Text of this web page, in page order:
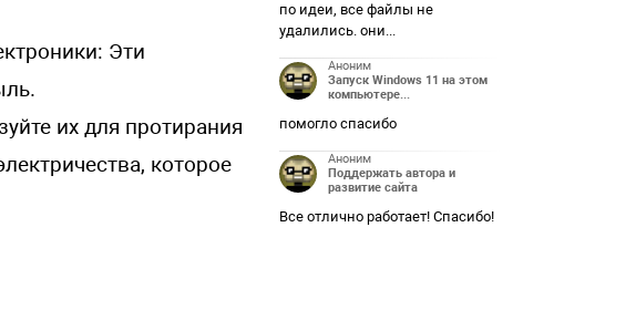
Эти
их для протирания
которое
по идеи, все файлы не
удалились. они...
Аноним
Запуск Windows 11 на этом
компьютере...
помогло спасибо
Аноним
Поддержать автора и
развитие сайта
Все отлично работает! Спасибо!